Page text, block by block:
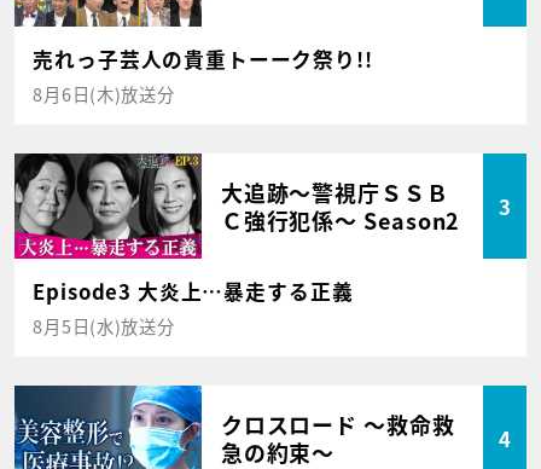
売れっ子芸人の貴重トーーク祭り!!
8月6日(木)放送分
大追跡～警視庁ＳＳＢ
Ｃ強行犯係～ Season2
3
Episode3 大炎上…暴走する正義
8月5日(水)放送分
クロスロード ～救命救
急の約束～
4